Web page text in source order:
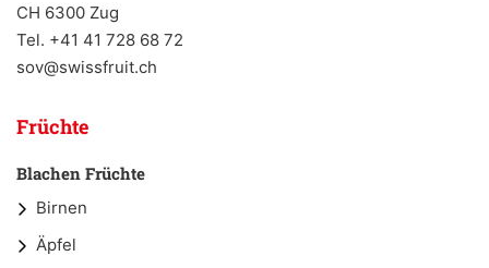
CH 6300 Zug
Tel. +41 41 728 68 72
sov@swissfruit.ch
Früchte
Blachen Früchte
Birnen
Äpfel